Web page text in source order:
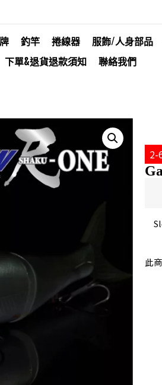
釣竿 捲線器 服飾/人身部品
下單&退貨退款須知
聯絡我們
2-
此